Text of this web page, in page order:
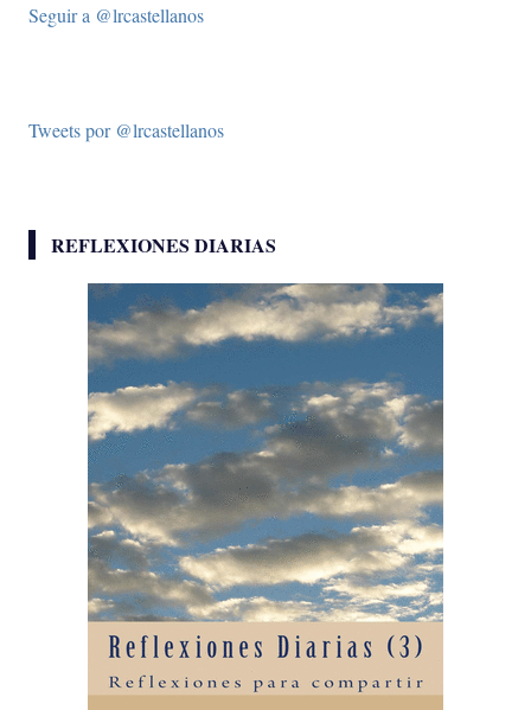
Seguir a @lrcastellanos
Tweets por @lrcastellanos
REFLEXIONES DIARIAS